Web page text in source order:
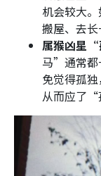
机会较大
搬屋、去
属猴凶星“
马”通常都
免觉得孤
从而应了